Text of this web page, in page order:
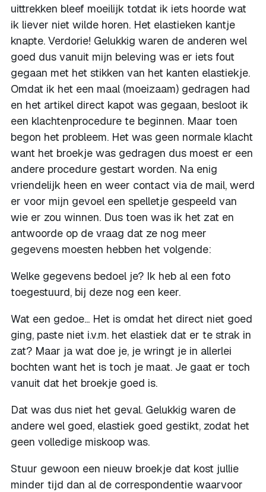
uittrekken bleef moeilijk totdat ik iets hoorde wat
ik liever niet wilde horen. Het elastieken kantje
knapte. Verdorie! Gelukkig waren de anderen wel
goed dus vanuit mijn beleving was er iets fout
gegaan met het stikken van het kanten elastiekje.
Omdat ik het een maal (moeizaam) gedragen had
en het artikel direct kapot was gegaan, besloot ik
een klachtenprocedure te beginnen. Maar toen
begon het probleem. Het was geen normale klacht
want het broekje was gedragen dus moest er een
andere procedure gestart worden. Na enig
vriendelijk heen en weer contact via de mail, werd
er voor mijn gevoel een spelletje gespeeld van
wie er zou winnen. Dus toen was ik het zat en
antwoorde op de vraag dat ze nog meer
gegevens moesten hebben het volgende:
Welke gegevens bedoel je? Ik heb al een foto
toegestuurd, bij deze nog een keer.
Wat een gedoe... Het is omdat het direct niet goed
ging, paste niet i.v.m. het elastiek dat er te strak in
zat? Maar ja wat doe je, je wringt je in allerlei
bochten want het is toch je maat. Je gaat er toch
vanuit dat het broekje goed is.
Dat was dus niet het geval. Gelukkig waren de
andere wel goed, elastiek goed gestikt, zodat het
geen volledige miskoop was.
Stuur gewoon een nieuw broekje dat kost jullie
minder tijd dan al de correspondentie waarvoor